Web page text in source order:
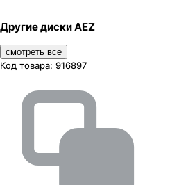
Другие диски AEZ
смотреть все
Код товара: 916897